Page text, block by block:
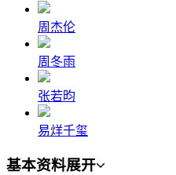
周杰伦
周冬雨
张若昀
易烊千玺
基本资料展开